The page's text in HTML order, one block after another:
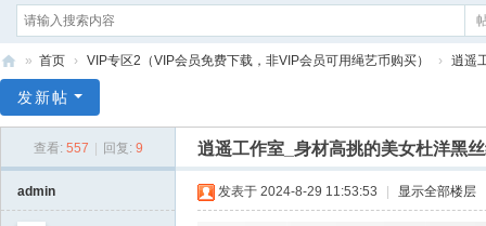
艺
» 首页 › VIP专区2（VIP会员免费下载，非VIP会员可用绳艺币购买） › 逍遥
发新帖
查看: 557 回复: 9 逍遥工作室_身材高挑的美女杜洋黑
admin 发表于 2024-8-29 11:53:53 显示全部楼层